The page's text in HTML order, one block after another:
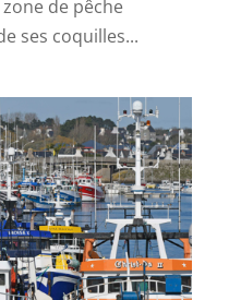
de pêche
ses coquilles...